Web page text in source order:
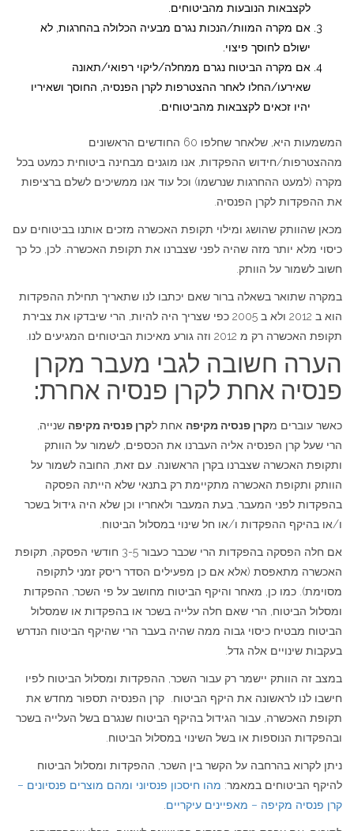
לקצבאות הנובעות מהביטוחים.
אם מקרה המוות/הנכות נגרם מבעיה הכלולה בהחרגות, לא
ישולם לחוסך פיצוי.
אם מקרה הביטוח נגרם ממחלה/ליקוי רפואי/תאונה
שאירעו/החלו לאחר ההצטרפות לקרן הפנסיה, החוסך ושאיריו
יהיו זכאים לקצבאות מהביטוחים.
המשמעות היא, שלאחר שחלפו 60 החודשים הראשונים
מההצטרפות/חידוש ההפקדות, אנו מוגנים מבחינה ביטוחית כמעט בכל
מקרה (למעט ההחרגות שנרשמו) וכל עוד אנו ממשיכים לשלם ברציפות
את ההפקדות לקרן הפנסיה.
מכאן שהוותק שהושג ומילוי תקופת האכשרה מזכים אותנו בביטוחים עם
כיסוי מלא יותר מזה שהיה לפני שצברנו את תקופת האכשרה. לכן, כל כך
חשוב לשמור על הוותק.
במקרה שתואר בשאלה ברור שאם יכתבו לנו שתאריך תחילת ההפקדות
הוא ב 2012 ולא ב 2005 כפי שצריך היה להיות, הרי שיבדקו את צבירת
תקופת האכשרה רק מ 2012 וזה גורע מאיכות הביטוחים המגיעים לנו.
הערה חשובה לגבי מעבר מקרן
פנסיה אחת לקרן פנסיה אחרת:
כאשר עוברים מקרן פנסיה מקיפה אחת לקרן פנסיה מקיפה שנייה,
הרי שעל קרן הפנסיה אליה העברנו את הכספים, לשמור על הוותק
ותקופת האכשרה שצברנו בקרן הראשונה. עם זאת, החובה לשמור על
הוותק ותקופת האכשרה מתקיימת רק בתנאי שלא הייתה הפסקה
בהפקדות לפני המעבר, בעת המעבר ולאחריו וכן שלא היה גידול בשכר
ו/או בהיקף ההפקדות ו/או חל שינוי במסלול הביטוח.
אם חלה הפסקה בהפקדות הרי שכבר כעבור 3-5 חודשי הפסקה, תקופת
האכשרה מתאפסת (אלא אם כן מפעילים הסדר ריסק זמני לתקופה
מסוימת). כמו כן, מאחר והיקף הביטוח מחושב על פי השכר, ההפקדות
ומסלול הביטוח, הרי שאם חלה עלייה בשכר או בהפקדות או שמסלול
הביטוח מבטיח כיסוי גבוה ממה שהיה בעבר הרי שהיקף הביטוח הנדרש
בעקבות שינויים אלה גדל.
במצב זה הוותק יישמר רק עבור השכר, ההפקדות ומסלול הביטוח לפיו
חישבו לנו לראשונה את היקף הביטוח. קרן הפנסיה תספור מחדש את
תקופת האכשרה, עבור הגידול בהיקף הביטוח שנגרם בשל העלייה בשכר
ובהפקדות הנוספות או בשל השינוי במסלול הביטוח.
ניתן לקרוא בהרחבה על הקשר בין השכר, ההפקדות ומסלול הביטוח
להיקף הביטוחים במאמר: מהו חיסכון פנסיוני ומהם מוצרים פנסיונים –
קרן פנסיה מקיפה – מאפיינים עיקריים